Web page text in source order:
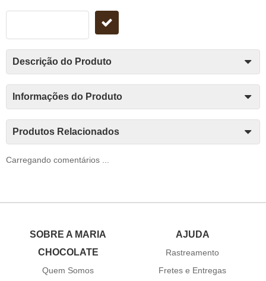
Descrição do Produto
Informações do Produto
Produtos Relacionados
Carregando comentários ...
SOBRE A MARIA
CHOCOLATE
Quem Somos
AJUDA
Rastreamento
Fretes e Entregas